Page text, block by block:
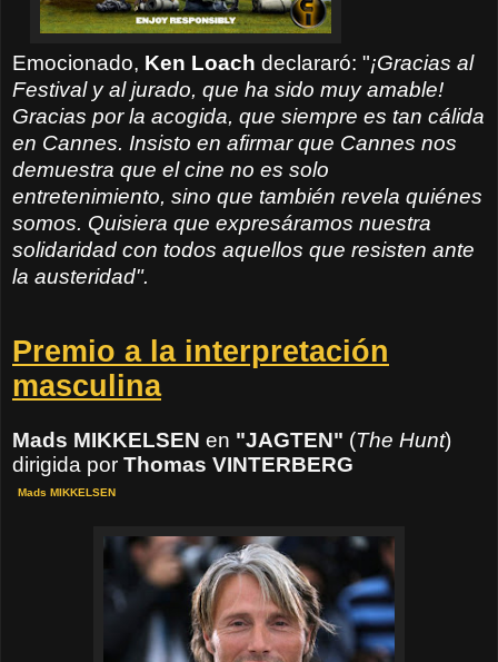
Emocionado, Ken Loach declararó: "¡Gracias al
Festival y al jurado, que ha sido muy amable!
Gracias por la acogida, que siempre es tan cálida
en Cannes. Insisto en afirmar que Cannes nos
demuestra que el cine no es solo
entretenimiento, sino que también revela quiénes
somos. Quisiera que expresáramos nuestra
solidaridad con todos aquellos que resisten ante
la austeridad".
Premio a la interpretación
masculina
Mads MIKKELSEN en "JAGTEN" (The Hunt)
dirigida por Thomas VINTERBERG
Mads MIKKELSEN